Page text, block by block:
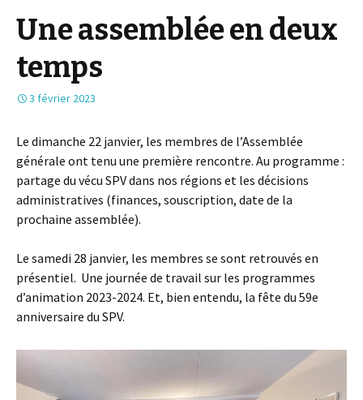
Une assemblée en deux
temps
3 février 2023
Le dimanche 22 janvier, les membres de l’Assemblée
générale ont tenu une première rencontre. Au programme :
partage du vécu SPV dans nos régions et les décisions
administratives (finances, souscription, date de la
prochaine assemblée).
Le samedi 28 janvier, les membres se sont retrouvés en
présentiel. Une journée de travail sur les programmes
d’animation 2023-2024. Et, bien entendu, la fête du 59e
anniversaire du SPV.